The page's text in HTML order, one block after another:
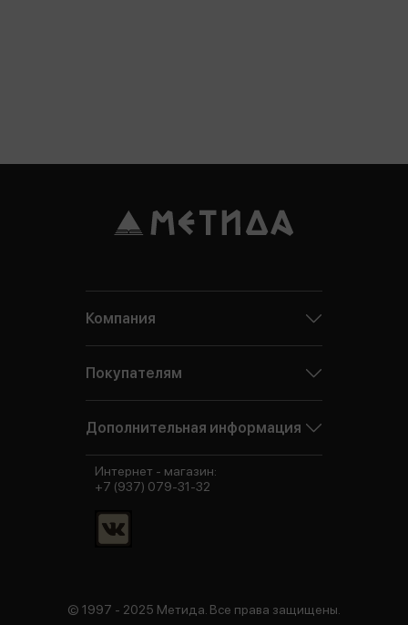
Компания
Покупателям
Дополнительная информация
© 1997 - 2025 Метида. Все права защищены.
Интернет - магазин:
+7 (937) 079-31-32